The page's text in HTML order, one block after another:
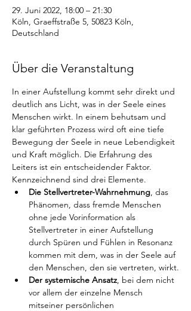
29. Juni 2022, 18:00 – 21:30
Köln, Graeffstraße 5, 50823 Köln,
Deutschland
Über die Veranstaltung
In einer Aufstellung kommt sehr direkt und
deutlich ans Licht, was in der Seele eines
Menschen wirkt. In einem behutsam und
klar geführten Prozess wird oft eine tiefe
Bewegung der Seele in neue Lebendigkeit
und Kraft möglich. Die Erfahrung des
Leiters ist ein entscheidender Faktor.
Kennzeichnend sind drei Elemente.
Die Stellvertreter-Wahrnehmung, das
Phänomen, dass fremde Menschen
ohne jede Vorinformation als
Stellvertreter in einer Aufstellung
durch Spüren und Fühlen in Resonanz
kommen mit dem, was in der Seele auf
den Menschen, den sie vertreten, wirkt.
Der systemische Ansatz, bei dem nicht
vor allem der einzelne Mensch
mitseiner persönlichen